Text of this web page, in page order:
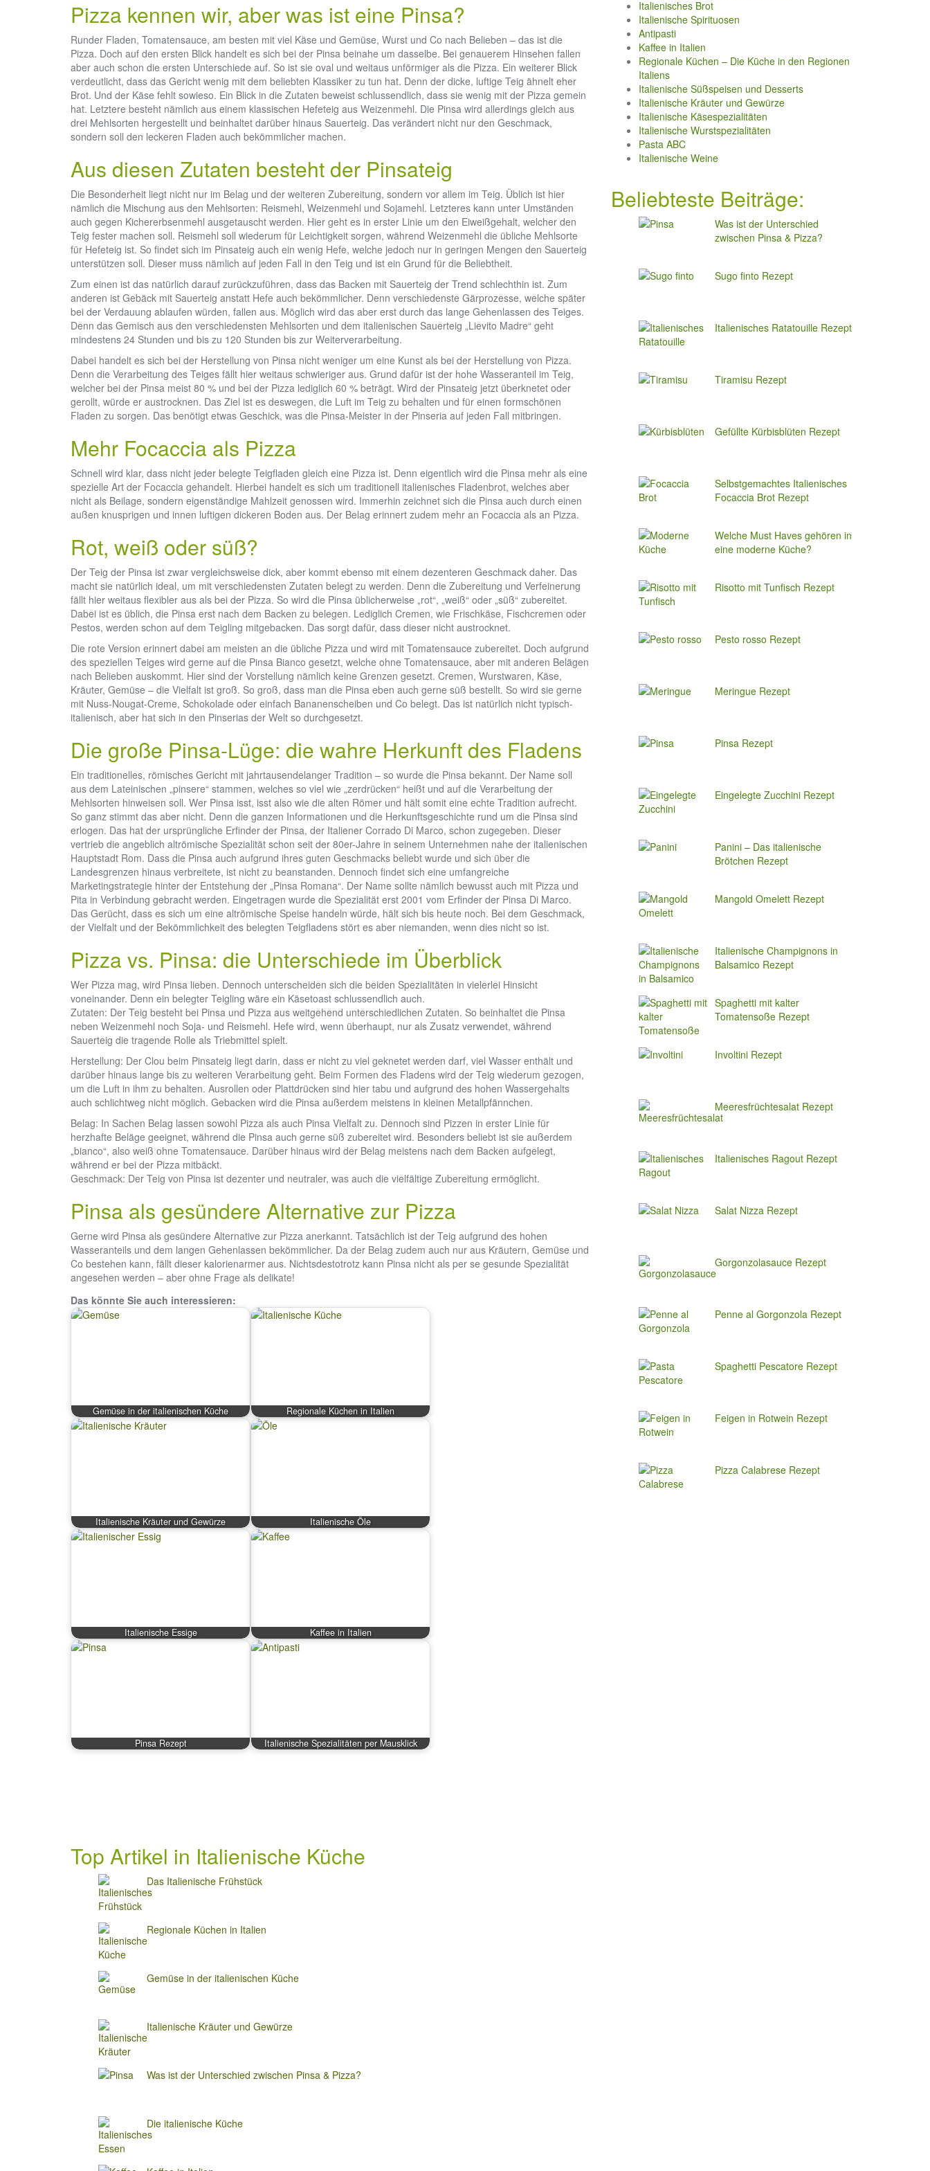
Pizza kennen wir, aber was ist eine Pinsa?
Runder Fladen, Tomatensauce, am besten mit viel Käse und Gemüse, Wurst und Co nach Belieben – das ist die
Pizza. Doch auf den ersten Blick handelt es sich bei der Pinsa beinahe um dasselbe. Bei genauerem Hinsehen fallen
aber auch schon die ersten Unterschiede auf. So ist sie oval und weitaus unförmiger als die Pizza. Ein weiterer Blick
verdeutlicht, dass das Gericht wenig mit dem beliebten Klassiker zu tun hat. Denn der dicke, luftige Teig ähnelt eher
Brot. Und der Käse fehlt sowieso. Ein Blick in die Zutaten beweist schlussendlich, dass sie wenig mit der Pizza gemein
hat. Letztere besteht nämlich aus einem klassischen Hefeteig aus Weizenmehl. Die Pinsa wird allerdings gleich aus
drei Mehlsorten hergestellt und beinhaltet darüber hinaus Sauerteig. Das verändert nicht nur den Geschmack,
sondern soll den leckeren Fladen auch bekömmlicher machen.
Aus diesen Zutaten besteht der Pinsateig
Die Besonderheit liegt nicht nur im Belag und der weiteren Zubereitung, sondern vor allem im Teig. Üblich ist hier
nämlich die Mischung aus den Mehlsorten: Reismehl, Weizenmehl und Sojamehl. Letzteres kann unter Umständen
auch gegen Kichererbsenmehl ausgetauscht werden. Hier geht es in erster Linie um den Eiweißgehalt, welcher den
Teig fester machen soll. Reismehl soll wiederum für Leichtigkeit sorgen, während Weizenmehl die übliche Mehlsorte
für Hefeteig ist. So findet sich im Pinsateig auch ein wenig Hefe, welche jedoch nur in geringen Mengen den Sauerteig
unterstützen soll. Dieser muss nämlich auf jeden Fall in den Teig und ist ein Grund für die Beliebtheit.
Zum einen ist das natürlich darauf zurückzuführen, dass das Backen mit Sauerteig der Trend schlechthin ist. Zum
anderen ist Gebäck mit Sauerteig anstatt Hefe auch bekömmlicher. Denn verschiedenste Gärprozesse, welche später
bei der Verdauung ablaufen würden, fallen aus. Möglich wird das aber erst durch das lange Gehenlassen des Teiges.
Denn das Gemisch aus den verschiedensten Mehlsorten und dem italienischen Sauerteig „Lievito Madre“ geht
mindestens 24 Stunden und bis zu 120 Stunden bis zur Weiterverarbeitung.
Dabei handelt es sich bei der Herstellung von Pinsa nicht weniger um eine Kunst als bei der Herstellung von Pizza.
Denn die Verarbeitung des Teiges fällt hier weitaus schwieriger aus. Grund dafür ist der hohe Wasseranteil im Teig,
welcher bei der Pinsa meist 80 % und bei der Pizza lediglich 60 % beträgt. Wird der Pinsateig jetzt überknetet oder
gerollt, würde er austrocknen. Das Ziel ist es deswegen, die Luft im Teig zu behalten und für einen formschönen
Fladen zu sorgen. Das benötigt etwas Geschick, was die Pinsa-Meister in der Pinseria auf jeden Fall mitbringen.
Mehr Focaccia als Pizza
Schnell wird klar, dass nicht jeder belegte Teigfladen gleich eine Pizza ist. Denn eigentlich wird die Pinsa mehr als eine
spezielle Art der Focaccia gehandelt. Hierbei handelt es sich um traditionell italienisches Fladenbrot, welches aber
nicht als Beilage, sondern eigenständige Mahlzeit genossen wird. Immerhin zeichnet sich die Pinsa auch durch einen
außen knusprigen und innen luftigen dickeren Boden aus. Der Belag erinnert zudem mehr an Focaccia als an Pizza.
Rot, weiß oder süß?
Der Teig der Pinsa ist zwar vergleichsweise dick, aber kommt ebenso mit einem dezenteren Geschmack daher. Das
macht sie natürlich ideal, um mit verschiedensten Zutaten belegt zu werden. Denn die Zubereitung und Verfeinerung
fällt hier weitaus flexibler aus als bei der Pizza. So wird die Pinsa üblicherweise „rot“, „weiß“ oder „süß“ zubereitet.
Dabei ist es üblich, die Pinsa erst nach dem Backen zu belegen. Lediglich Cremen, wie Frischkäse, Fischcremen oder
Pestos, werden schon auf dem Teigling mitgebacken. Das sorgt dafür, dass dieser nicht austrocknet.
Die rote Version erinnert dabei am meisten an die übliche Pizza und wird mit Tomatensauce zubereitet. Doch aufgrund
des speziellen Teiges wird gerne auf die Pinsa Bianco gesetzt, welche ohne Tomatensauce, aber mit anderen Belägen
nach Belieben auskommt. Hier sind der Vorstellung nämlich keine Grenzen gesetzt. Cremen, Wurstwaren, Käse,
Kräuter, Gemüse – die Vielfalt ist groß. So groß, dass man die Pinsa eben auch gerne süß bestellt. So wird sie gerne
mit Nuss-Nougat-Creme, Schokolade oder einfach Bananenscheiben und Co belegt. Das ist natürlich nicht typisch-
italienisch, aber hat sich in den Pinserias der Welt so durchgesetzt.
Die große Pinsa-Lüge: die wahre Herkunft des Fladens
Ein traditionelles, römisches Gericht mit jahrtausendelanger Tradition – so wurde die Pinsa bekannt. Der Name soll
aus dem Lateinischen „pinsere“ stammen, welches so viel wie „zerdrücken“ heißt und auf die Verarbeitung der
Mehlsorten hinweisen soll. Wer Pinsa isst, isst also wie die alten Römer und hält somit eine echte Tradition aufrecht.
So ganz stimmt das aber nicht. Denn die ganzen Informationen und die Herkunftsgeschichte rund um die Pinsa sind
erlogen. Das hat der ursprüngliche Erfinder der Pinsa, der Italiener Corrado Di Marco, schon zugegeben. Dieser
vertrieb die angeblich altrömische Spezialität schon seit der 80er-Jahre in seinem Unternehmen nahe der italienischen
Hauptstadt Rom. Dass die Pinsa auch aufgrund ihres guten Geschmacks beliebt wurde und sich über die
Landesgrenzen hinaus verbreitete, ist nicht zu beanstanden. Dennoch findet sich eine umfangreiche
Marketingstrategie hinter der Entstehung der „Pinsa Romana“. Der Name sollte nämlich bewusst auch mit Pizza und
Pita in Verbindung gebracht werden. Eingetragen wurde die Spezialität erst 2001 vom Erfinder der Pinsa Di Marco.
Das Gerücht, dass es sich um eine altrömische Speise handeln würde, hält sich bis heute noch. Bei dem Geschmack,
der Vielfalt und der Bekömmlichkeit des belegten Teigfladens stört es aber niemanden, wenn dies nicht so ist.
Pizza vs. Pinsa: die Unterschiede im Überblick
Wer Pizza mag, wird Pinsa lieben. Dennoch unterscheiden sich die beiden Spezialitäten in vielerlei Hinsicht
voneinander. Denn ein belegter Teigling wäre ein Käsetoast schlussendlich auch.
Zutaten: Der Teig besteht bei Pinsa und Pizza aus weitgehend unterschiedlichen Zutaten. So beinhaltet die Pinsa
neben Weizenmehl noch Soja- und Reismehl. Hefe wird, wenn überhaupt, nur als Zusatz verwendet, während
Sauerteig die tragende Rolle als Triebmittel spielt.
Herstellung: Der Clou beim Pinsateig liegt darin, dass er nicht zu viel geknetet werden darf, viel Wasser enthält und
darüber hinaus lange bis zu weiteren Verarbeitung geht. Beim Formen des Fladens wird der Teig wiederum gezogen,
um die Luft in ihm zu behalten. Ausrollen oder Plattdrücken sind hier tabu und aufgrund des hohen Wassergehalts
auch schlichtweg nicht möglich. Gebacken wird die Pinsa außerdem meistens in kleinen Metallpfännchen.
Belag: In Sachen Belag lassen sowohl Pizza als auch Pinsa Vielfalt zu. Dennoch sind Pizzen in erster Linie für
herzhafte Beläge geeignet, während die Pinsa auch gerne süß zubereitet wird. Besonders beliebt ist sie außerdem
„bianco“, also weiß ohne Tomatensauce. Darüber hinaus wird der Belag meistens nach dem Backen aufgelegt,
während er bei der Pizza mitbäckt.
Geschmack: Der Teig von Pinsa ist dezenter und neutraler, was auch die vielfältige Zubereitung ermöglicht.
Pinsa als gesündere Alternative zur Pizza
Gerne wird Pinsa als gesündere Alternative zur Pizza anerkannt. Tatsächlich ist der Teig aufgrund des hohen
Wasseranteils und dem langen Gehenlassen bekömmlicher. Da der Belag zudem auch nur aus Kräutern, Gemüse und
Co bestehen kann, fällt dieser kalorienarmer aus. Nichtsdestotrotz kann Pinsa nicht als per se gesunde Spezialität
angesehen werden – aber ohne Frage als delikate!
Das könnte Sie auch interessieren:
Gemüse in der italienischen Küche Regionale Küchen in Italien
Italienische Kräuter und Gewürze Italienische Öle
Italienische Essige Kaffee in Italien
Pinsa Rezept Italienische Spezialitäten per Mausklick
Top Artikel in Italienische Küche
Das Italienische Frühstück
Regionale Küchen in Italien
Gemüse in der italienischen Küche
Italienische Kräuter und Gewürze
Was ist der Unterschied zwischen Pinsa & Pizza?
Die italienische Küche
Italienisches Brot
Italienische Spirituosen
Antipasti
Kaffee in Italien
Regionale Küchen – Die Küche in den Regionen
Italiens
Italienische Süßspeisen und Desserts
Italienische Kräuter und Gewürze
Italienische Käsespezialitäten
Italienische Wurstspezialitäten
Pasta ABC
Italienische Weine
Beliebteste Beiträge:
Was ist der Unterschied
zwischen Pinsa & Pizza?
Sugo finto Rezept
Italienisches Ratatouille Rezept
Tiramisu Rezept
Gefüllte Kürbisblüten Rezept
Selbstgemachtes Italienisches
Focaccia Brot Rezept
Welche Must Haves gehören in
eine moderne Küche?
Risotto mit Tunfisch Rezept
Pesto rosso Rezept
Meringue Rezept
Pinsa Rezept
Eingelegte Zucchini Rezept
Panini – Das italienische
Brötchen Rezept
Mangold Omelett Rezept
Italienische Champignons in
Balsamico Rezept
Spaghetti mit kalter
Tomatensoße Rezept
Involtini Rezept
Meeresfrüchtesalat Rezept
Italienisches Ragout Rezept
Salat Nizza Rezept
Gorgonzolasauce Rezept
Penne al Gorgonzola Rezept
Spaghetti Pescatore Rezept
Feigen in Rotwein Rezept
Pizza Calabrese Rezept